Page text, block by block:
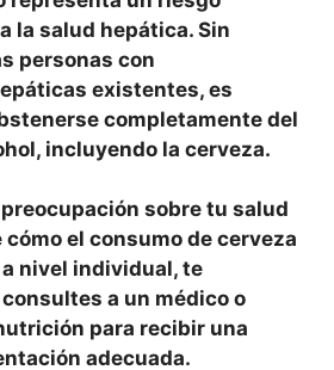
la salud hepática. Sin
personas con
existentes, es
completamente del
incluyendo la cerveza.
sobre tu salud
el consumo de cerveza
nivel individual, te
a un médico o
para recibir una
adecuada.